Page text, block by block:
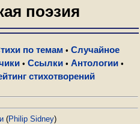
поэзия
по темам • Случайное
• Ссылки • Антологии •
стихотворений
(Philip Sidney)